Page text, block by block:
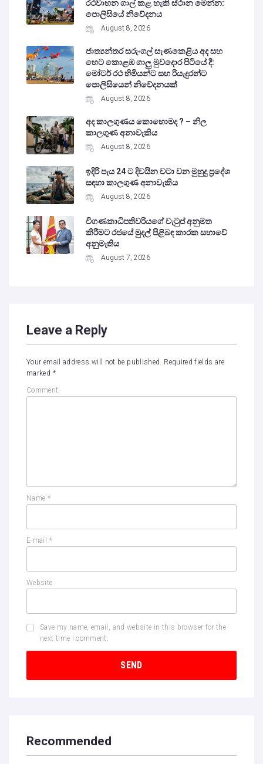
රථවාහන ගාල් කළ හැකි ස්ථාන මෙන්න:
පොලිසියේ නිවේදනය
August 8, 2026
ජාත්‍යන්තර සරුංගල් සැණකෙළිය අද සහ
හෙට කොළඹ ගාලු මුවදොර පිටියේ දී:
මෝටර් රථ හිමියන්ට සහ රියැදුරන්ට
පොලිසියෙන් නිවේදනයක්
August 8, 2026
අද කාලගුණය කොහොමද ? – නිල
කාලගුණ අනාවැකිය
August 8, 2026
ඉදිරි පැය 24 ට දිවයින වටා වන මුහුදු ප්‍රදේශ
සඳහා කාලගුණ අනාවැකිය
August 8, 2026
විගණකාධිපතිවරියගේ වැටුප් අනුමත
කිරීමට රජයේ මුදල් පිළිබඳ කාරක සභාවේ
අනුමැතිය
August 7, 2026
Leave a Reply
Your email address will not be published. Required fields are
marked *
Comment
Name *
E-mail *
Website
Save my name, email, and website in this browser for the
next time I comment.
Recommended